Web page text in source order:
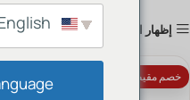
إظهار الأعمدة
خصم مقيض الدار 10%